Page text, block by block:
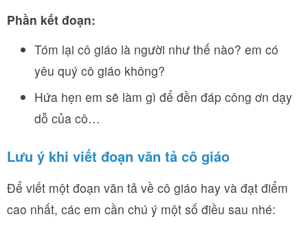
Phần kết đoạn:
Tóm lại cô giáo là người như thế nào? em có
yêu quý cô giáo không?
Hứa hẹn em sẽ làm gì để đền đáp công ơn dạy
dỗ của cô…
Lưu ý khi viết đoạn văn tả cô giáo
Để viết một đoạn văn tả về cô giáo hay và đạt điểm
cao nhất, các em cần chú ý một số điều sau nhé: